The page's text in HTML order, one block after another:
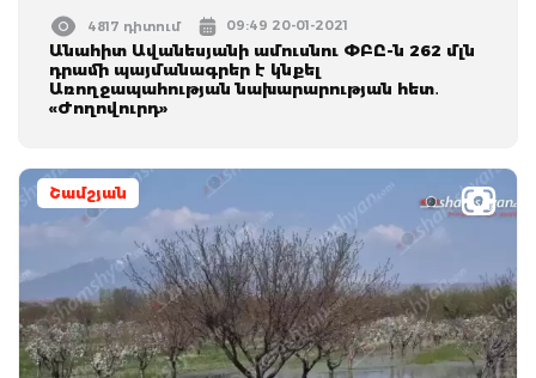
4817 դիտում 09:49 20-01-2021
Անահիտ Ավանեսյանի ամուսնու ՓԲԸ-ն 262 մլն
դրամի պայմանագրեր է կնքել
Առողջապահության նախարարության հետ․
«Ժողովուրդ»
Շամշյան